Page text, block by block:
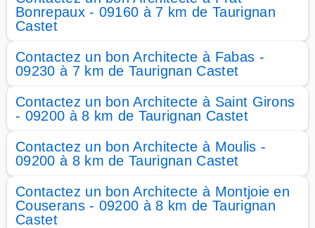
Bonrepaux - 09160 à 7 km de Taurignan
Castet
Contactez un bon Architecte à Fabas -
09230 à 7 km de Taurignan Castet
Contactez un bon Architecte à Saint Girons
- 09200 à 8 km de Taurignan Castet
Contactez un bon Architecte à Moulis -
09200 à 8 km de Taurignan Castet
Contactez un bon Architecte à Montjoie en
Couserans - 09200 à 8 km de Taurignan
Castet